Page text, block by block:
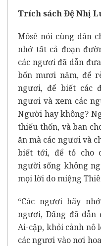
Trích sách Ðệ Nhị
Môsê nói cùng dân
nhớ tất cả đoạn
các ngươi đã dẫn
bốn mươi năm, để
ngươi, để biết các
ngươi và xem các
Người hay không?
thiếu thốn, và ban
ăn mà các ngươi và
biết tới, để tỏ cho
người sống không
mọi lời do miệng
“Các ngươi hãy
ngươi, Ðấng đã
Ai-cập, khỏi cảnh nô
các ngươi vào nơi